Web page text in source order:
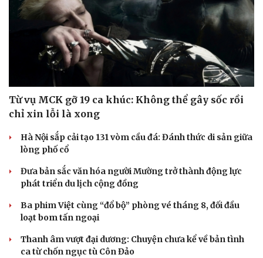
Sức khỏe
Cây thuốc
Sản phụ khoa
Đời sống
Blog
Từ vụ MCK gỡ 19 ca khúc: Không thể gây sốc rồi
chỉ xin lỗi là xong
Hà Nội sắp cải tạo 131 vòm cầu đá: Đánh thức di sản giữa
lòng phố cổ
Đưa bản sắc văn hóa người Mường trở thành động lực
phát triển du lịch cộng đồng
Ba phim Việt cùng “đổ bộ” phòng vé tháng 8, đối đầu
loạt bom tấn ngoại
Thanh âm vượt đại dương: Chuyện chưa kể về bản tình
ca từ chốn ngục tù Côn Đảo